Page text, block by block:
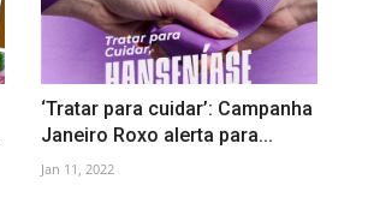
‘Tratar para cuidar’: Campanha
Janeiro Roxo alerta para...
Jan 11, 2022